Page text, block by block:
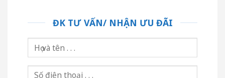
ĐK TƯ VẤN/ NHẬN ƯU ĐÃI